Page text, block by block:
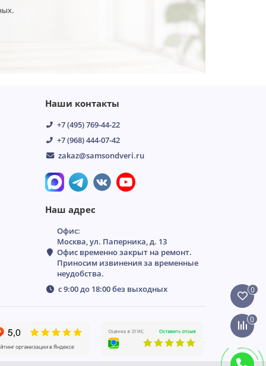
Наши контакты
+7 (495) 769-44-22
+7 (968) 444-07-42
zakaz@samsondveri.ru
Наш адрес
Офис:
Москва, ул. Паперника, д. 13
Офис временно закрыт на ремонт.
Приносим извинения за временные
неудобства.
с 9:00 до 18:00 без выходных
0
0